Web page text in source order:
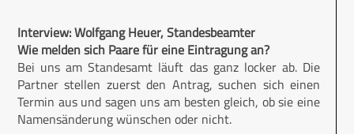
Interview: Wolfgang Heuer, Standesbeamter
Wie melden sich Paare für eine Eintragung an?
Bei uns am Standesamt läuft das ganz locker ab. Die
Partner stellen zuerst den Antrag, suchen sich einen
Termin aus und sagen uns am besten gleich, ob sie eine
Namensänderung wünschen oder nicht.